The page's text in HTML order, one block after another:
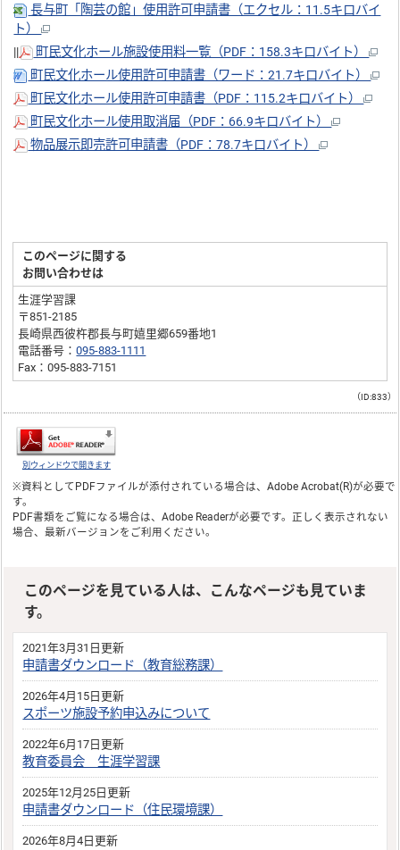
長与町「陶芸の館」使用許可申請書（エクセル：11.5キロバイ
ト）
||
町民文化ホール施設使用料一覧（PDF：158.3キロバイト）
町民文化ホール使用許可申請書（ワード：21.7キロバイト）
町民文化ホール使用許可申請書（PDF：115.2キロバイト）
町民文化ホール使用取消届（PDF：66.9キロバイト）
物品展示即売許可申請書（PDF：78.7キロバイト）
このページに関する
お問い合わせは
生涯学習課
〒851-2185
長崎県西彼杵郡長与町嬉里郷659番地1
電話番号：095-883-1111
Fax：095-883-7151
（ID:833）
別ウィンドウで開きます
※資料としてPDFファイルが添付されている場合は、Adobe Acrobat(R)が必要で
す。
PDF書類をご覧になる場合は、Adobe Readerが必要です。正しく表示されない
場合、最新バージョンをご利用ください。
このページを見ている人は、こんなページも見ていま
す。
2021年3月31日更新
申請書ダウンロード（教育総務課）
2026年4月15日更新
スポーツ施設予約申込みについて
2022年6月17日更新
教育委員会 生涯学習課
2025年12月25日更新
申請書ダウンロード（住民環境課）
2026年8月4日更新